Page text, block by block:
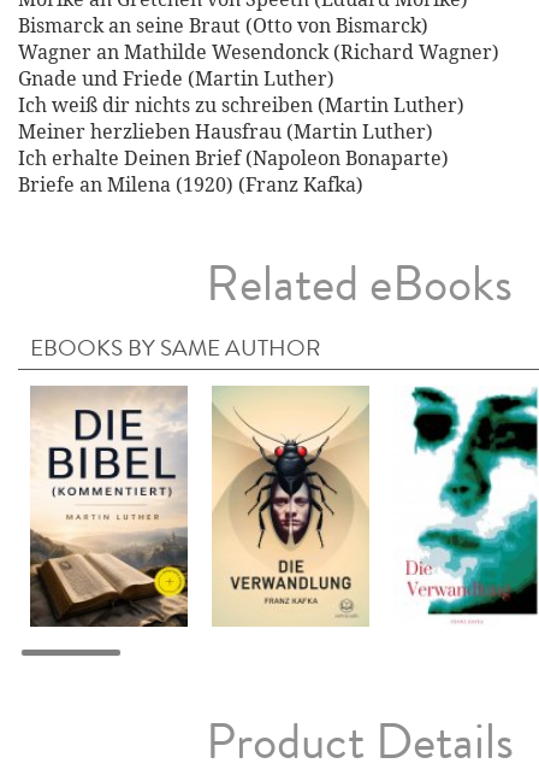
Bismarck an seine Braut (Otto von Bismarck)
Wagner an Mathilde Wesendonck (Richard Wagner)
Gnade und Friede (Martin Luther)
Ich weiß dir nichts zu schreiben (Martin Luther)
Meiner herzlieben Hausfrau (Martin Luther)
Ich erhalte Deinen Brief (Napoleon Bonaparte)
Briefe an Milena (1920) (Franz Kafka)
Related eBooks
EBOOKS BY SAME AUTHOR
Product Details